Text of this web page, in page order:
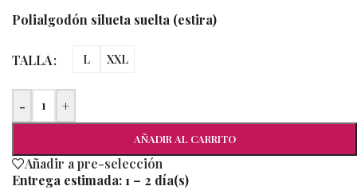
Polialgodón silueta suelta (estira)
TALLA L XXL
- +
AÑADIR AL CARRITO
Añadir a pre-selección
Entrega estimada:1 – 2 día(s)